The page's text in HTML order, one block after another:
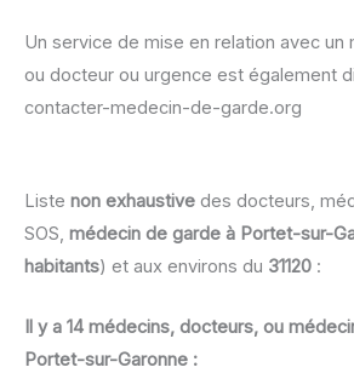
Un service de mise en relation avec un
ou docteur ou urgence est également
contacter-medecin-de-garde.org
Liste non exhaustive des docteurs,
SOS, médecin de garde à Portet-sur-
habitants) et aux environs du 31120 :
Il y a 14 médecins, docteurs, ou
Portet-sur-Garonne :